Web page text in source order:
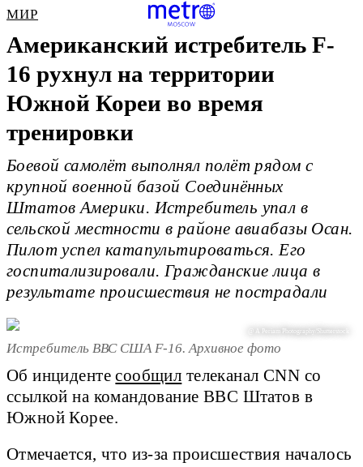
МИР
Американский истребитель F-
16 рухнул на территории
Южной Кореи во время
тренировки
Боевой самолёт выполнял полёт рядом с
крупной военной базой Соединённых
Штатов Америки. Истребитель упал в
сельской местности в районе авиабазы Осан.
Пилот успел катапультироваться. Его
госпитализировали. Гражданские лица в
результате происшествия не пострадали
@ A Periam Photography/Shutterstock
Истребитель ВВС США F-16. Архивное фото
Об инцидентесообщил телеканал CNN со
ссылкой на командование ВВС Штатов в
Южной Корее.
Отмечается, что из-за происшествия началось